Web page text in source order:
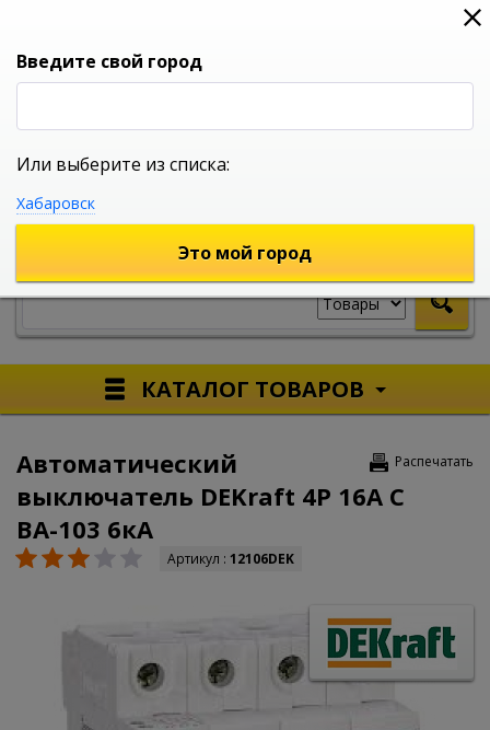
0
УНИВЕРСАЛЬНЫЙ ИНТЕРНЕТ МАГАЗИН
КАТАЛОГ ТОВАРОВ
Распечатать
Автоматический
выключатель DEKraft 4Р 16А C
ВА-103 6кА
Артикул : 12106DEK
Введите свой город
Или выберите из списка:
Хабаровск
Это мой город